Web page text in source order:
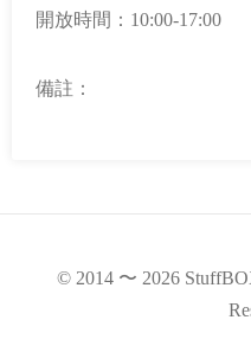
開放時間：10:00-17:00
備註：
© 2014 〜 2026